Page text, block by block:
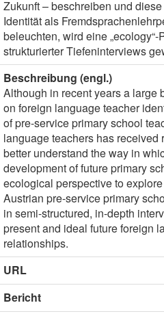
Zukunft – beschreiben und
Identität als
beleuchten, wird eine
strukturierter Tiefeninterviews
Beschreibung (engl.)
Although in recent years a large
on foreign language teacher
of pre-service primary school
language teachers has received
better understand the way in
development of future primary
ecological perspective to
Austrian pre-service primary
in semi-structured, in-depth
present and ideal future foreign
relationships.
URL
Bericht